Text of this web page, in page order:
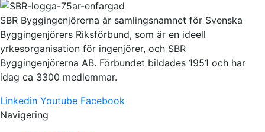
SBR Byggingenjörerna är samlingsnamnet för Svenska
Byggingenjörers Riksförbund, som är en ideell
yrkesorganisation för ingenjörer, och SBR
Byggingenjörerna AB. Förbundet bildades 1951 och har
idag ca 3300 medlemmar.
Linkedin Youtube Facebook
Navigering